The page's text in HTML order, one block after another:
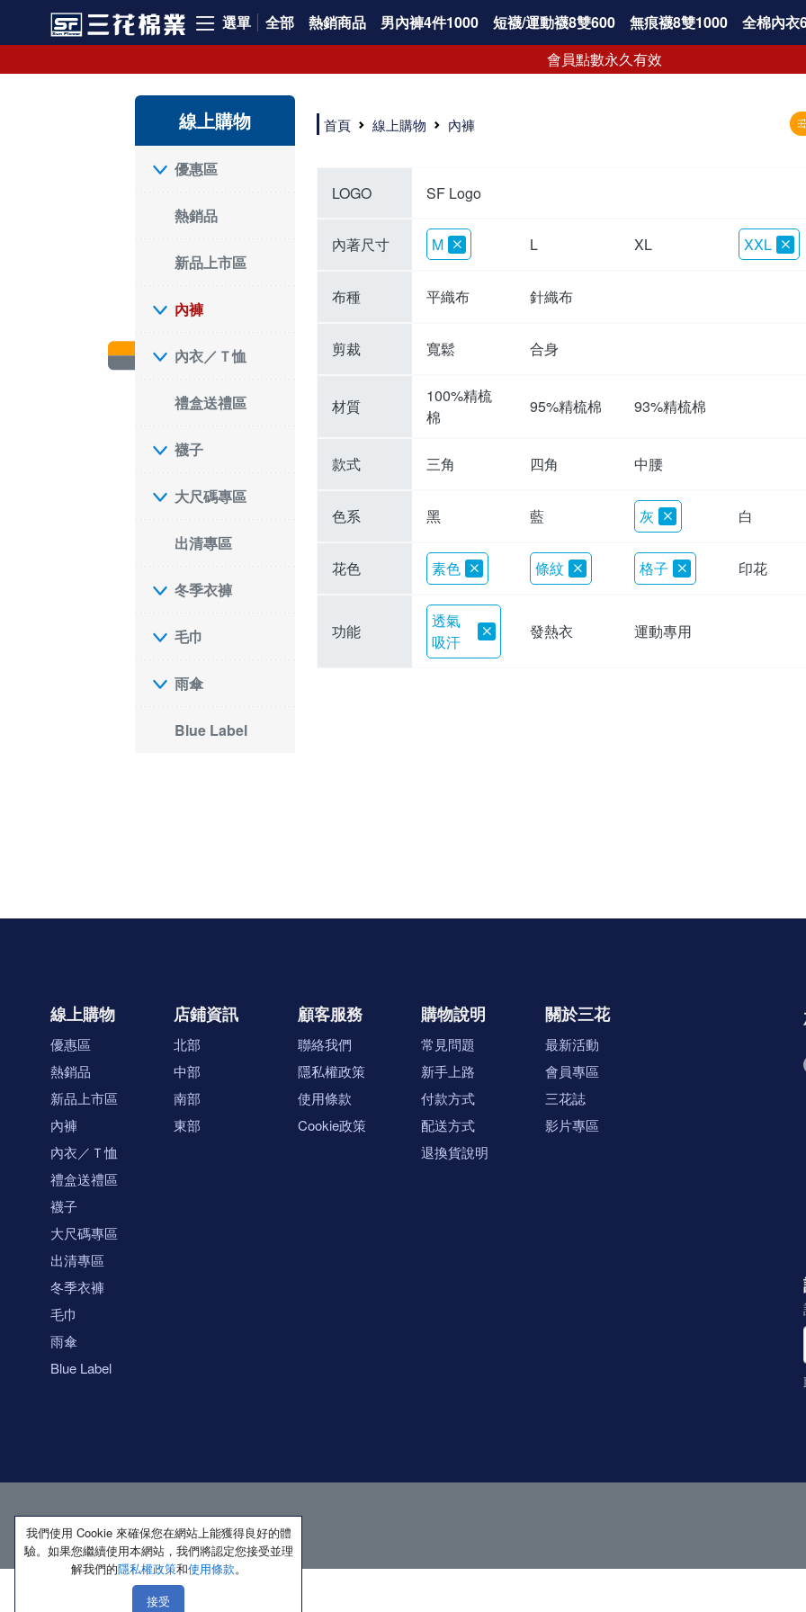
選單 全部 熱銷商品 男內褲4件1000 短襪/運動襪8雙600 無痕襪8雙1000 全棉內衣
會員點數永久有效
線上購物
優惠區
熱銷品
新品上市區
內褲
內衣／Ｔ恤
禮盒送禮區
襪子
大尺碼專區
出清專區
冬季衣褲
毛巾
雨傘
Blue Label
選擇內褲、平口褲、純棉內褲首重品質。舒適、透氣的內褲、平口褲、純棉內褲能影響健康，須謹慎挑選。三花內褲透氣不悶，值得信賴！
三花內褲、平口褲、純棉內褲50年來持續升級，符合人體工學設計，柔軟無勒痕的鬆緊帶。三花內褲是肌膚好友，口碑熱銷！
選擇內褲首重品質。三花內褲50年來不斷升級，證明其卓越品質。符合人體工學剪裁，柔軟無痕鬆緊帶，是必買首選。兼具品質與外型，與肌膚零感接觸，穿著舒適，看來有質感。三花內褲設計獨特，質料優良，專業剪裁，呵護肌膚。新鮮高品質棉材製成，多款選擇，耐洗耐穿，三花內褲絕對首選。
"內褲購買及使用經驗網友來信分享 近年來，我經常在大型連鎖賣場如佳瑪、美華泰等地看到三花內褲的展示。最近一兩年，甚至百貨公司及街頭店鋪都開始大量出現三花專櫃或專賣店。我猜測，這應該是三花在營運策略上的調整，才使得這些改變成為現實。 本來，三花內褲一直是消費者選購內褲時的熱門選項之一。內褲櫃點的增多使我更加注意到這個品牌，因此我在選購內褲時，特意多研究了一下三花內褲的設計。 先從內褲外層包裝談起，有些內褲有PP袋包裝，有些則沒有。雖然這是一件小事，但我發現朋友們中有人會介意內褲包裝沒有PP袋。他們認為沒有PP袋會使包裝不夠精美。對我來說，有PP袋確實能提升包裝的精緻度，但內褲不裝PP袋其實也算是環保。所以，這就看每個人對內褲包裝的需求和感受了。 每次購買內褲時，我都會特別帶一件五片式剪裁的內褲。三花的平口內褲被稱為全國第一件五片式剪裁內褲，這話應該不是隨便說說的，畢竟三花是一個擁有超過50年歷史的老品牌，專注於研發和改良內褲。當初，我覺得這種設計有些花俏，只是圖個新鮮買來試試，結果發現內褲多一片真的有其優勢，尤其是減少了內褲卡屁的次數。雖然這個狀況不可能完全消失，但大大增加了穿著的舒適度。 三花內褲的價格也在我能接受的範圍內，因此它逐漸成為我的心頭好。此外，內褲選購時的另一個重要因素是鬆緊帶。看內褲是否舊了，第一眼通常看鬆緊帶。故意或不小心露出內褲褲頭的時候，印象分數也是由鬆緊帶決定的。 很多內褲品牌強調鬆緊帶的造型及花樣，這類內褲非常適合一些特殊場合，如單身聯誼或約會時穿著，能夠加分不少。日常使用的內褲則建議選擇鬆緊帶不易鬆垮的，花樣其次。三花特別強調內褲鬆緊帶的耐洗度，而其他品牌鮮少提及這一點。 分場合選擇內褲是我的習慣。特殊場合內褲要講究一點，但平日則需要選擇鬆緊帶有保障的內褲。畢竟，內褲是每天陪伴我們超過12個小時的衣物，找到適合自己且耐洗耐穿高CP值的內褲才是最明智的選擇。 內褲畢竟是消耗品，定期更換非常重要。如果內褲沾染到髒污或處於潮濕的環境，就不應該撐太久。這是因為內褲長期接觸身體的重要部位，所以選擇和保養都要謹慎。 以上是我個人的內褲使用分享，並非業配，不代表任何人的立場。內褲還是要以自身體驗最為準確。希望大家都能找到適合自己的內褲，並多多支持台灣品牌。"
首頁 線上購物 內褲
LOGO SF Logo
內著尺寸 M L XL XXL
布種 平織布 針織布
剪裁 寬鬆 合身
材質
100%精梳
棉
95%精梳棉 93%精梳棉
款式 三角 四角 中腰
色系 黑 藍 灰 白
花色 素色 條紋 格子 印花
功能
透氣
吸汗
發熱衣 運動專用
線上購物
優惠區
熱銷品
新品上市區
內褲
內衣／Ｔ恤
禮盒送禮區
襪子
大尺碼專區
出清專區
冬季衣褲
毛巾
雨傘
Blue Label
店鋪資訊
北部
中部
南部
東部
顧客服務
聯絡我們
隱私權政策
使用條款
Cookie政策
購物說明
常見問題
新手上路
付款方式
配送方式
退換貨說明
關於三花
最新活動
會員專區
三花誌
影片專區
著作權所有 保留一切權利
我們使用 Cookie 來確保您在網站上能獲得良好的體
驗。如果您繼續使用本網站，我們將認定您接受並理
解我們的隱私權政策和使用條款。
接受